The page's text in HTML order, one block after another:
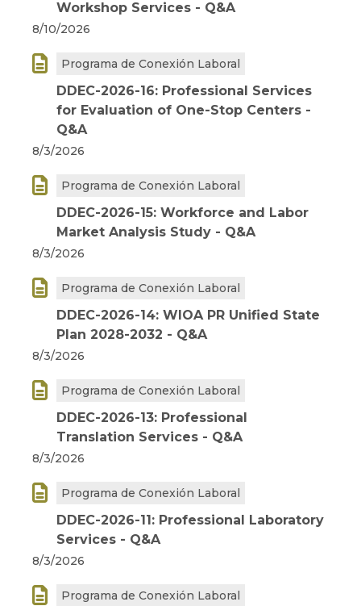
Workshop Services - Q&A
8/10/2026
 Programa de Conexión Laboral
DDEC-2026-16: Professional Services
for Evaluation of One-Stop Centers -
Q&A
8/3/2026
 Programa de Conexión Laboral
DDEC-2026-15: Workforce and Labor
Market Analysis Study - Q&A
8/3/2026
 Programa de Conexión Laboral
DDEC-2026-14: WIOA PR Unified State
Plan 2028-2032 - Q&A
8/3/2026
 Programa de Conexión Laboral
DDEC-2026-13: Professional
Translation Services - Q&A
8/3/2026
 Programa de Conexión Laboral
DDEC-2026-11: Professional Laboratory
Services - Q&A
8/3/2026
 Programa de Conexión Laboral